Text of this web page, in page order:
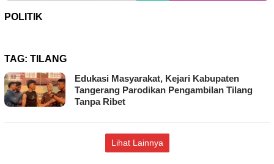
POLITIK
TAG: TILANG
Edukasi Masyarakat, Kejari Kabupaten
Tangerang Parodikan Pengambilan Tilang
Tanpa Ribet
Lihat Lainnya